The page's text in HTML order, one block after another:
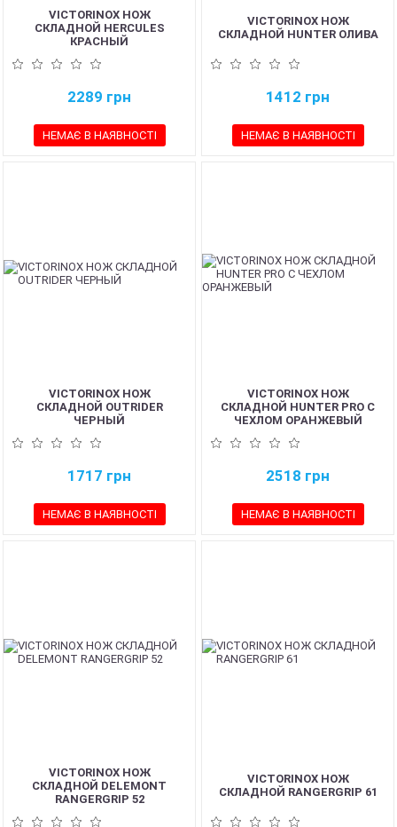
VICTORINOX НОЖ
СКЛАДНОЙ HERCULES
КРАСНЫЙ
2289 грн
НЕМАЄ В НАЯВНОСТІ
VICTORINOX НОЖ
СКЛАДНОЙ HUNTER ОЛИВА
1412 грн
НЕМАЄ В НАЯВНОСТІ
VICTORINOX НОЖ
СКЛАДНОЙ OUTRIDER
ЧЕРНЫЙ
1717 грн
НЕМАЄ В НАЯВНОСТІ
VICTORINOX НОЖ
СКЛАДНОЙ HUNTER PRO С
ЧЕХЛОМ ОРАНЖЕВЫЙ
2518 грн
НЕМАЄ В НАЯВНОСТІ
VICTORINOX НОЖ
СКЛАДНОЙ DELEMONT
RANGERGRIP 52
VICTORINOX НОЖ
СКЛАДНОЙ RANGERGRIP 61